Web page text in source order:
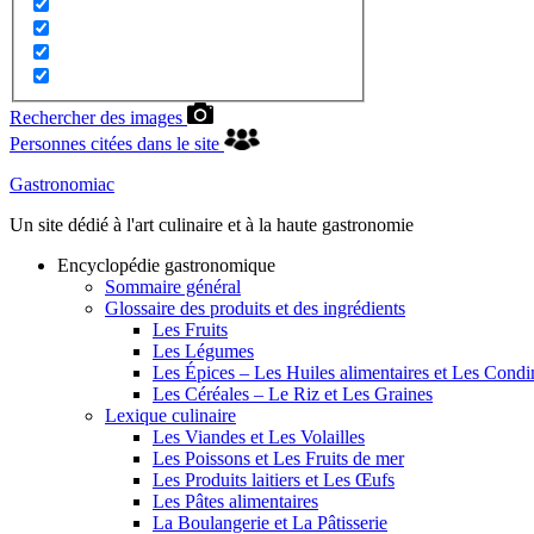
Rechercher des images
Personnes citées dans le site
Gastronomiac
Un site dédié à l'art culinaire et à la haute gastronomie
Encyclopédie gastronomique
Sommaire général
Glossaire des produits et des ingrédients
Les Fruits
Les Légumes
Les Épices – Les Huiles alimentaires et Les
Les Céréales – Le Riz et Les Graines
Lexique culinaire
Les Viandes et Les Volailles
Les Poissons et Les Fruits de mer
Les Produits laitiers et Les Œufs
Les Pâtes alimentaires
La Boulangerie et La Pâtisserie